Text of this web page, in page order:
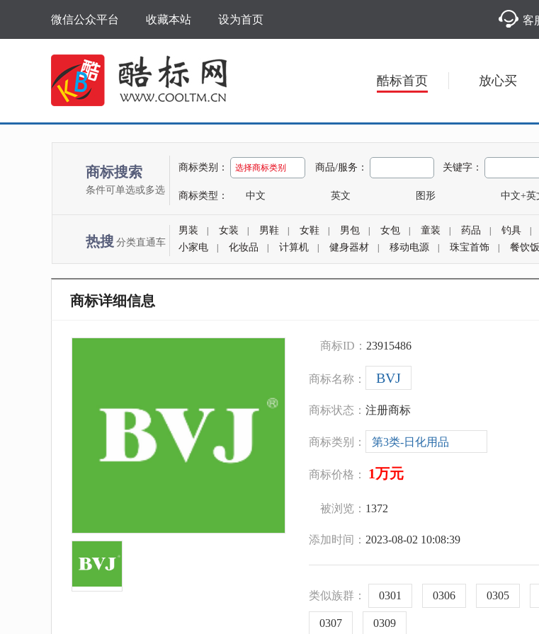
微信公众平台 收藏本站 设为首页 客
酷标首页 放心买
商标搜索
条件可单选或多选
商标类别： 选择商标类别 商品/服务： 关键字：
商标类型： 中文 英文 图形 中文+英
热搜 分类直通车
男装 女装 男鞋 女鞋 男包 女包 童装 药品 钓具
小家电 化妆品 计算机 健身器材 移动电源 珠宝首饰 餐饮
商标详细信息
商标ID： 23915486
商标名称： BVJ
商标状态： 注册商标
商标类别： 第3类-日化用品
商标价格： 1万元
被浏览： 1372
添加时间： 2023-08-02 10:08:39
类似族群： 0301 0306 0305
0307 0309